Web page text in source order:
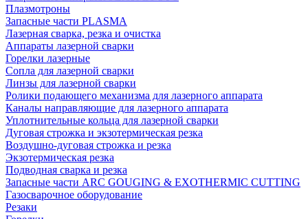
Плазмотроны
Запасные части PLASMA
Лазерная сварка, резка и очистка
Аппараты лазерной сварки
Горелки лазерные
Сопла для лазерной сварки
Линзы для лазерной сварки
Ролики подающего механизма для лазерного аппарата
Каналы направляющие для лазерного аппарата
Уплотнительные кольца для лазерной сварки
Дуговая строжка и экзотермическая резка
Воздушно-дуговая строжка и резка
Экзотермическая резка
Подводная сварка и резка
Запасные части ARC GOUGING & EXOTHERMIC CUTTING
Газосварочное оборудование
Резаки